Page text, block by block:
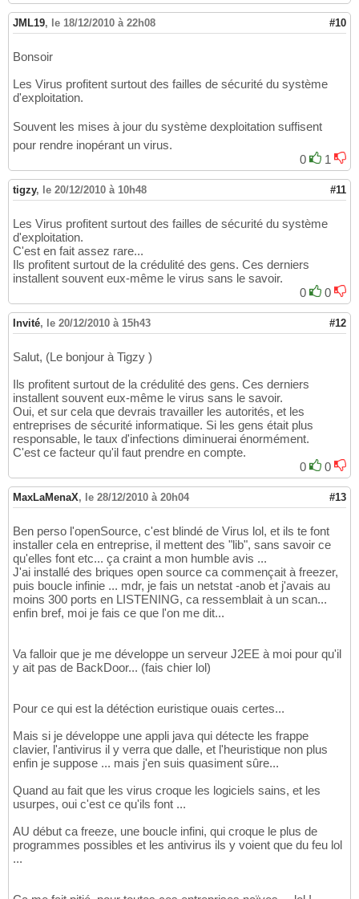
JML19, le 18/12/2010 à 22h08 #10
Bonsoir
Les Virus profitent surtout des failles de sécurité du système
d'exploitation.
Souvent les mises à jour du système dexploitation suffisent
pour rendre inopérant un virus.
0
1
tigzy, le 20/12/2010 à 10h48 #11
Les Virus profitent surtout des failles de sécurité du système
d'exploitation.
C'est en fait assez rare...
Ils profitent surtout de la crédulité des gens. Ces derniers
installent souvent eux-même le virus sans le savoir.
0
0
Invité, le 20/12/2010 à 15h43 #12
Salut, (Le bonjour à Tigzy )
Ils profitent surtout de la crédulité des gens. Ces derniers
installent souvent eux-même le virus sans le savoir.
Oui, et sur cela que devrais travailler les autorités, et les
entreprises de sécurité informatique. Si les gens était plus
responsable, le taux d'infections diminuerai énormément.
C'est ce facteur qu'il faut prendre en compte.
0
0
MaxLaMenaX, le 28/12/2010 à 20h04 #13
Ben perso l'openSource, c'est blindé de Virus lol, et ils te font
installer cela en entreprise, il mettent des "lib", sans savoir ce
qu'elles font etc... ça craint a mon humble avis ...
J'ai installé des briques open source ca commençait à freezer,
puis boucle infinie ... mdr, je fais un netstat -anob et j'avais au
moins 300 ports en LISTENING, ca ressemblait à un scan...
enfin bref, moi je fais ce que l'on me dit...
Va falloir que je me développe un serveur J2EE à moi pour qu'il
y ait pas de BackDoor... (fais chier lol)
Pour ce qui est la détéction euristique ouais certes...
Mais si je développe une appli java qui détecte les frappe
clavier, l'antivirus il y verra que dalle, et l'heuristique non plus
enfin je suppose ... mais j'en suis quasiment sûre...
Quand au fait que les virus croque les logiciels sains, et les
usurpes, oui c'est ce qu'ils font ...
AU début ca freeze, une boucle infini, qui croque le plus de
programmes possibles et les antivirus ils y voient que du feu lol
...